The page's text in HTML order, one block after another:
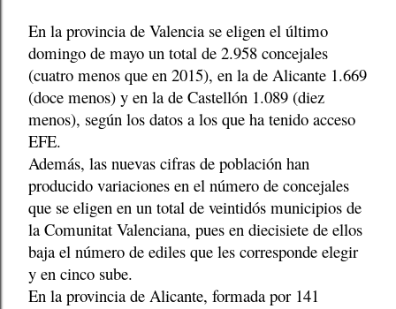
En la provincia de Valencia se eligen el último
domingo de mayo un total de 2.958 concejales
(cuatro menos que en 2015), en la de Alicante 1.669
(doce menos) y en la de Castellón 1.089 (diez
menos), según los datos a los que ha tenido acceso
EFE.
Además, las nuevas cifras de población han
producido variaciones en el número de concejales
que se eligen en un total de veintidós municipios de
la Comunitat Valenciana, pues en diecisiete de ellos
baja el número de ediles que les corresponde elegir
y en cinco sube.
En la provincia de Alicante, formada por 141